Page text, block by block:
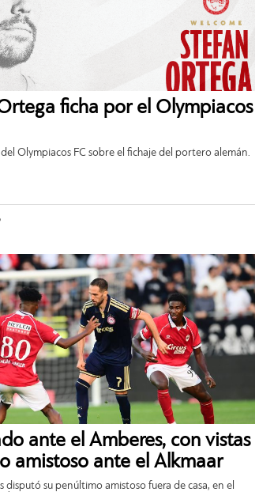
ficha por el Olympiacos
Olympiacos FC sobre el fichaje del portero alemán.
ante el Amberes, con vistas
amistoso ante el Alkmaar
disputó su penúltimo amistoso fuera de casa, en el